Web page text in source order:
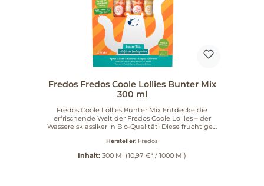
Fredos Fredos Coole Lollies Bunter Mix
300 ml
Fredos Coole Lollies Bunter Mix Entdecke die
erfrischende Welt der Fredos Coole Lollies – der
Wassereisklassiker in Bio-Qualität! Diese fruchtigen
Alternative zu herkömmlichen Süßigkeiten und ein
absolutes Muss für heiße Sommertage. Intensiver
Fruchtgeschmack Die Coolen Lollies bieten einen
Hersteller: Fredos
Inhalt: 300 Ml (10,97 €* / 1000 Ml)